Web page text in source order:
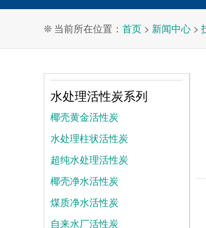
❊ 当前所在位置： 首页 > 新闻中心 >
水处理活性炭系列
椰壳黄金活性炭
水处理柱状活性炭
超纯水处理活性炭
椰壳净水活性炭
煤质净水活性炭
自来水厂活性炭